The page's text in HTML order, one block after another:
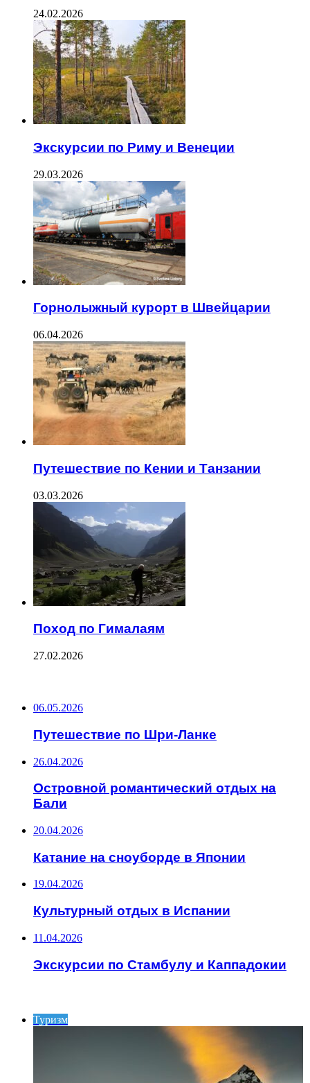
24.02.2026
Экскурсии по Риму и Венеции
29.03.2026
Горнолыжный курорт в Швейцарии
06.04.2026
Путешествие по Кении и Танзании
03.03.2026
Поход по Гималаям
27.02.2026
06.05.2026
Путешествие по Шри-Ланке
26.04.2026
Островной романтический отдых на
Бали
20.04.2026
Катание на сноуборде в Японии
19.04.2026
Культурный отдых в Испании
11.04.2026
Экскурсии по Стамбулу и Каппадокии
Туризм